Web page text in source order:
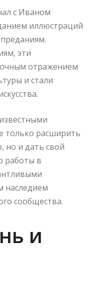
с Иваном
иллюстраций
эти
отражением
и стали
только расширить
но и дать свой
работы в
наследием
сообщества.
и